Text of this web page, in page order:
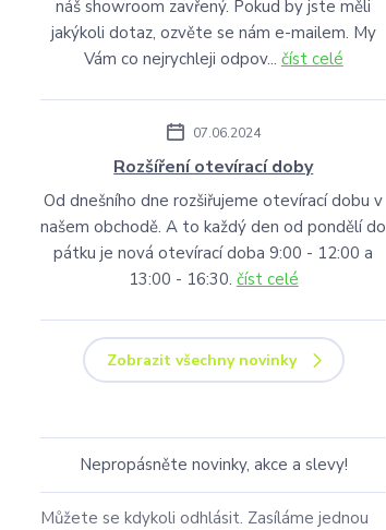
náš showroom zavřený. Pokud by jste měli
jakýkoli dotaz, ozvěte se nám e-mailem. My
Vám co nejrychleji odpov... číst celé
07.06.2024
Rozšíření otevírací doby
Od dnešního dne rozšiřujeme otevírací dobu v
našem obchodě. A to každý den od pondělí do
pátku je nová otevírací doba 9:00 - 12:00 a
13:00 - 16:30. číst celé
Zobrazit všechny novinky
Nepropásněte novinky, akce a slevy!
Můžete se kdykoli odhlásit. Zasíláme jednou